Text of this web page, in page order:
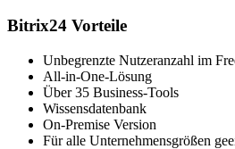
Bitrix24 Vorteile
Unbegrenzte Nutzeranzahl im
All-in-One-Lösung
Über 35 Business-Tools
Wissensdatenbank
On-Premise Version
Für alle Unternehmensgrößen